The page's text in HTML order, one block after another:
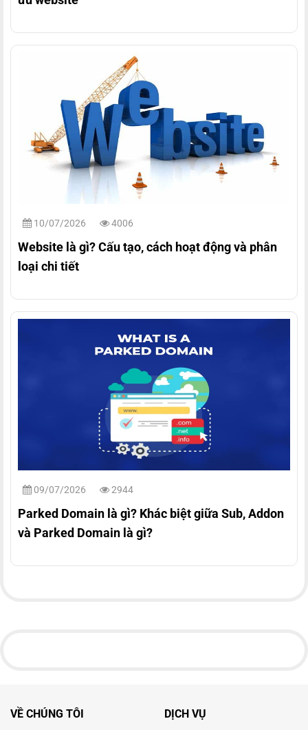
10/07/2026 4006
Website là gì? Cấu tạo, cách hoạt động và phân
loại chi tiết
09/07/2026 2944
Parked Domain là gì? Khác biệt giữa Sub, Addon
và Parked Domain là gì?
VỀ CHÚNG TÔI DỊCH VỤ